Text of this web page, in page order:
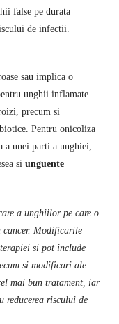
false pe durata
de infectii.
sau implica o
unghii inflamate
precum si
Pentru onicoliza
a unei parti a unghiei,
si unguente
a unghiilor pe care o
cancer. Modificarile
si pot include
si modificari ale
mai bun tratament, iar
reducerea riscului de